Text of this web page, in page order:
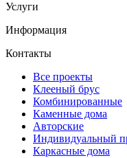
Услуги
Информация
Контакты
Все проекты
Клееный брус
Комбинированные
Каменные дома
Авторские
Индивидуальный
Каркасные дома